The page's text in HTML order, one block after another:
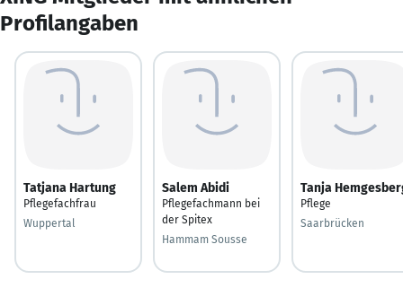
Profilangaben
Tatjana Hartung
Pflegefachfrau
Wuppertal
Salem Abidi
Pflegefachmann bei
der Spitex
Hammam Sousse
Tanja
Pflege
Saarbrücken